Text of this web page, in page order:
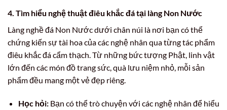
4. Tìm hiểu nghệ thuật điêu khắc đá tại làng Non Nước
Làng nghề đá Non Nước dưới chân núi là nơi bạn có thể
chứng kiến sự tài hoa của các nghệ nhân qua từng tác phẩm
điêu khắc đá cẩm thạch. Từ những bức tượng Phật, linh vật
lớn đến các món đồ trang sức, quà lưu niệm nhỏ, mỗi sản
phẩm đều mang một vẻ đẹp riêng.
Học hỏi:Bạn có thể trò chuyện với các nghệ nhân để hiểu